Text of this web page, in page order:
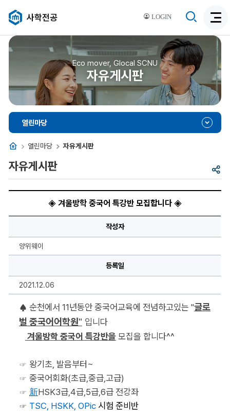
LOGIN
사학전공
색
활
성
색
Eco mover, Glocal SCNU
자유게시판
홈 열린마당 자유게시판
열린마당
공
자유게시판
방
국
니
◈ 겨울방학 중국어 특강반 모집합니다 ◈
작성자
양위웨이
등록일
2021.12.06
♠ 순천에서 11년동안 중국어교육에 전념하고있는 "글로
벌 중국어어학원" 입니다
겨울방학 중국어 특강반을 모집을 합니다^^
☞ 왕기초, 발음부터~
☞ 중국어회화(초급,중급,고급)
☞ 新HSK3급,4급,5급,6급 전강좌
☞ TSC, HSKK, OPic 시험 준비반